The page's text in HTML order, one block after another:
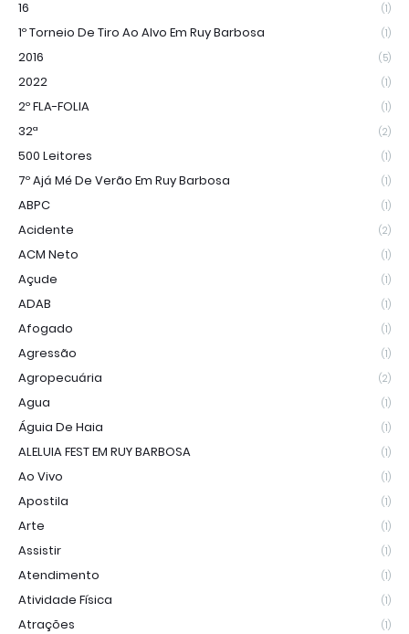
16 (1)
1º Torneio De Tiro Ao Alvo Em Ruy Barbosa (1)
2016 (5)
2022 (1)
2º FLA-FOLIA (1)
32ª (2)
500 Leitores (1)
7º Ajá Mé De Verão Em Ruy Barbosa (1)
ABPC (1)
Acidente (2)
ACM Neto (1)
Açude (1)
ADAB (1)
Afogado (1)
Agressão (1)
Agropecuária (2)
Agua (1)
Águia De Haia (1)
ALELUIA FEST EM RUY BARBOSA (1)
Ao Vivo (1)
Apostila (1)
Arte (1)
Assistir (1)
Atendimento (1)
Atividade Física (1)
Atrações (1)